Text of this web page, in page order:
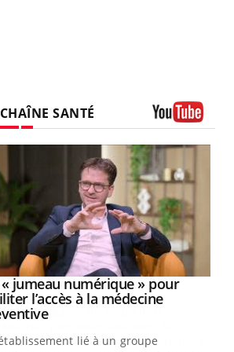
SANTÉ
jumeau numérique » pour
l’accès à la médecine
Youtube
lié à un groupe